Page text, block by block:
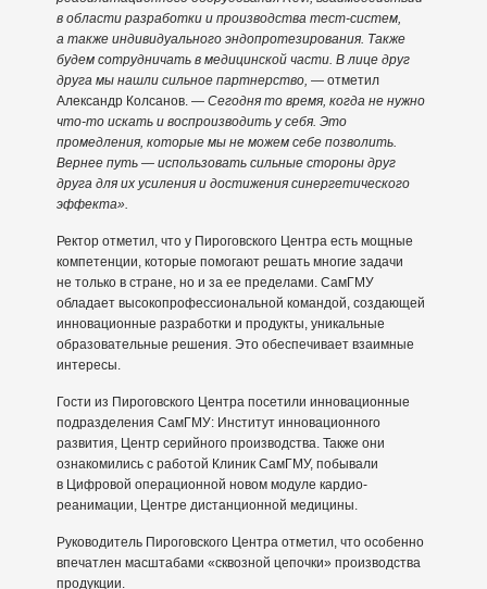
в области разработки и производства тест-систем,
а также индивидуального эндопротезирования. Также
будем сотрудничать в медицинской части. В лице друг
друга мы нашли сильное партнерство, — отметил
Александр Колсанов. — Сегодня то время, когда не нужно
что-то искать и воспроизводить у себя. Это
промедления, которые мы не можем себе позволить.
Вернее путь — использовать сильные стороны друг
друга для их усиления и достижения синергетического
эффекта».
Ректор отметил, что у Пироговского Центра есть мощные
компетенции, которые помогают решать многие задачи
не только в стране, но и за ее пределами. СамГМУ
обладает высокопрофессиональной командой, создающей
инновационные разработки и продукты, уникальные
образовательные решения. Это обеспечивает взаимные
интересы.
Гости из Пироговского Центра посетили инновационные
подразделения СамГМУ: Институт инновационного
развития, Центр серийного производства. Также они
ознакомились с работой Клиник СамГМУ, побывали
в Цифровой операционной новом модуле кардио-
реанимации, Центре дистанционной медицины.
Руководитель Пироговского Центра отметил, что особенно
впечатлен масштабами «сквозной цепочки» производства
продукции.